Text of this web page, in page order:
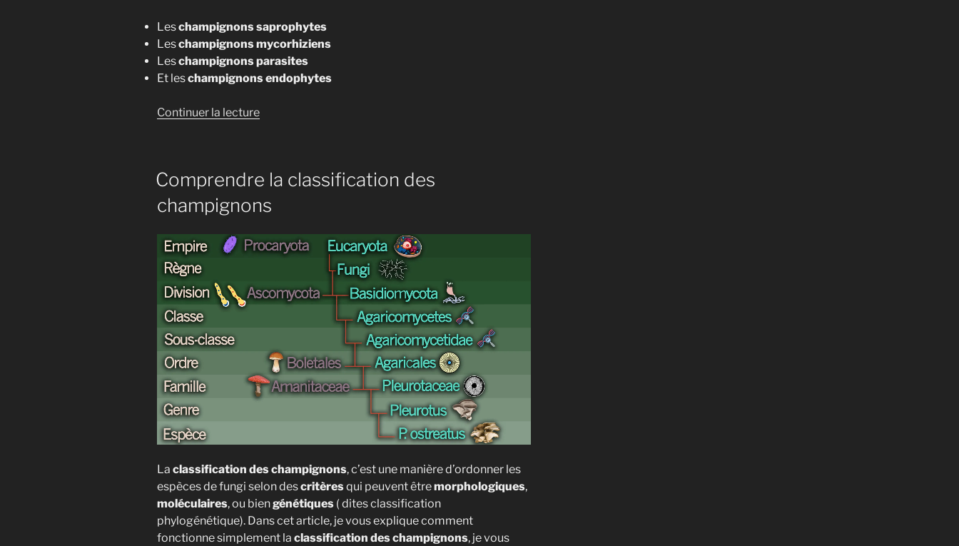
Leschampignons saprophytes
Leschampignons mycorhiziens
Leschampignons parasites
Et leschampignons endophytes
Continuer la lecturede
de
Comprendre la classification des
champignons
La classification des champignons, c’est une manière d’ordonner les
espèces de fungi selon descritèresqui peuvent êtremorphologiques,
moléculaires, ou biengénétiques ( dites classification
phylogénétique). Dans cet article, je vous explique comment
fonctionne simplement la classification des champignons, je vous